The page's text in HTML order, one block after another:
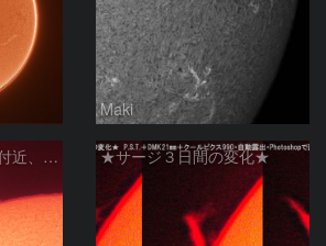
Maki
8/7朝の太陽(Hα中心付近、プロミネンス) ★サージ３日間の変化★